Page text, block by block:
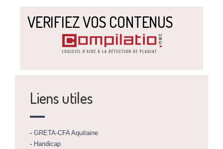
VERIFIEZ VOS CONTENUS
Liens utiles
- GRETA-CFA Aquitaine
- Handicap